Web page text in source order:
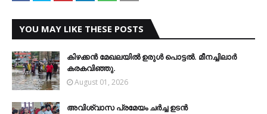
YOU MAY LIKE THESE POSTS
കിഴക്കന്‍ മേഖലയില്‍ ഉരുള്‍ പൊട്ടല്‍. മീനച്ചിലാര്‍
കരകവിഞ്ഞു.
August 01, 2026
അവിശ്വാസ പ്രമേയം ചര്‍ച്ച ഉടന്‍